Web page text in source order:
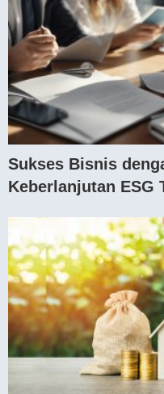
Sukses Bisnis
Keberlanjutan ESG